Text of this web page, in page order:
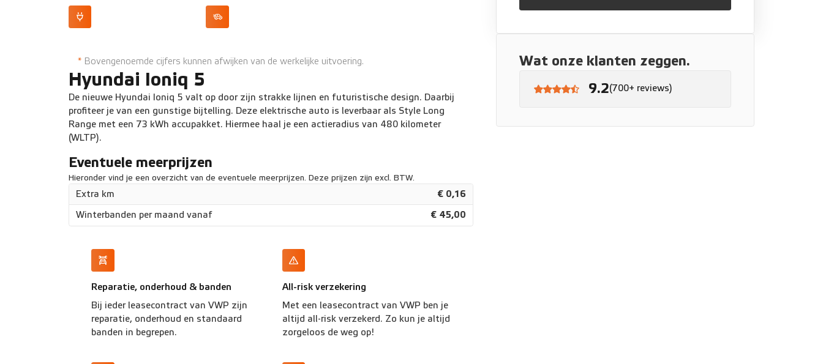
*Bovengenoemde cijfers kunnen afwijken van de werkelijke uitvoering.
Hyundai Ioniq 5
De nieuwe Hyundai Ioniq 5 valt op door zijn strakke lijnen en futuristische design. Daarbij
profiteer je van een gunstige bijtelling. Deze elektrische auto is leverbaar als Style Long
Range met een 73 kWh accupakket. Hiermee haal je een actieradius van 480 kilometer
(WLTP).
Eventuele meerprijzen
Hieronder vind je een overzicht van de eventuele meerprijzen. Deze prijzen zijn excl. BTW.
Extra km € 0,16
Winterbanden per maand vanaf € 45,00
Reparatie, onderhoud & banden
Bij ieder leasecontract van VWP zijn
reparatie, onderhoud en standaard
banden in begrepen.
All-risk verzekering
Met een leasecontract van VWP ben je
altijd all-risk verzekerd. Zo kun je altijd
zorgeloos de weg op!
Wat onze klanten zeggen.
9.2(700+ reviews)